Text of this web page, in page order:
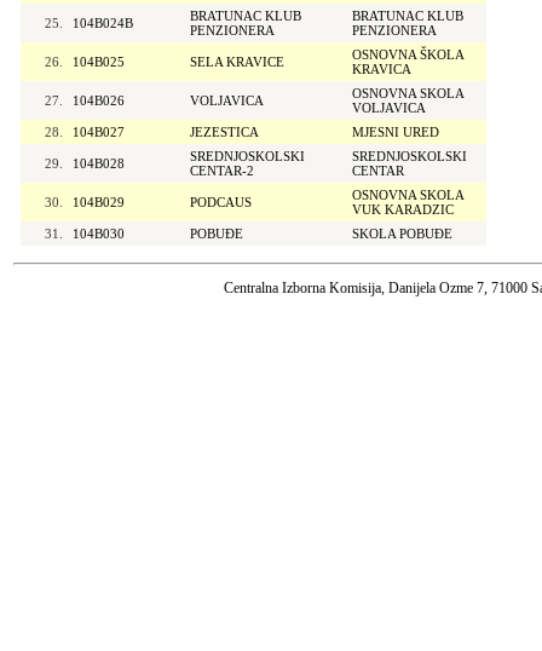
25. 104B024B
BRATUNAC KLUB
PENZIONERA
BRATUNAC KLUB
PENZIONERA
26. 104B025 SELA KRAVICE
OSNOVNA ŠKOLA
KRAVICA
27. 104B026 VOLJAVICA
OSNOVNA SKOLA
VOLJAVICA
28.
104B027 JEZESTICA MJESNI URED
29. 104B028
SREDNJOSKOLSKI
CENTAR-2
SREDNJOSKOLSKI
CENTAR
30. 104B029 PODCAUS
OSNOVNA SKOLA
VUK KARADZIC
31.
104B030 POBUĐE SKOLA POBUĐE
Centralna Izborna Komisija, Danijela Ozme 7, 71000